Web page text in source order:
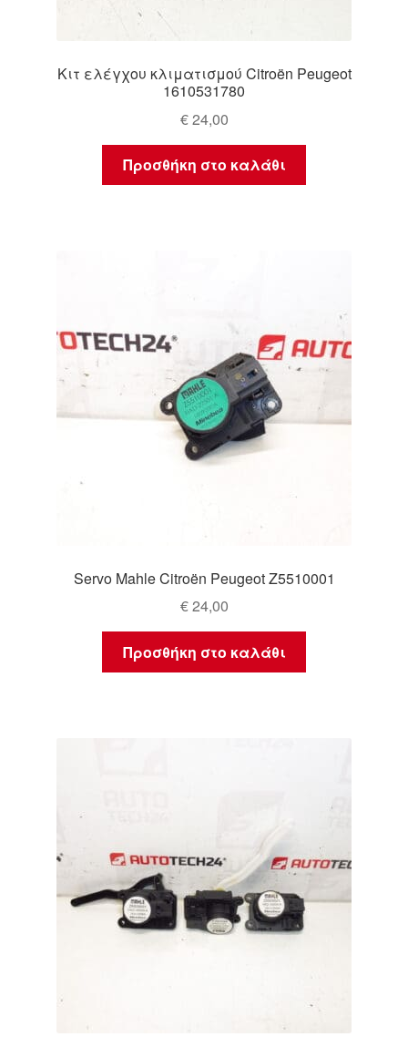
Κιτ ελέγχου κλιματισμού Citroën Peugeot
1610531780
€24,00
Προσθήκη στο καλάθι
Servo Mahle Citroën Peugeot Z5510001
€24,00
Προσθήκη στο καλάθι